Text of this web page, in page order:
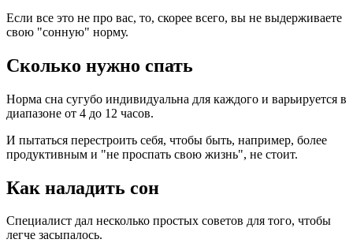
Если все это не про вас, то, скорее всего, вы не выдерживаете
свою "сонную" норму.
Сколько нужно спать
Норма сна сугубо индивидуальна для каждого и варьируется в
диапазоне от 4 до 12 часов.
И пытаться перестроить себя, чтобы быть, например, более
продуктивным и "не проспать свою жизнь", не стоит.
Как наладить сон
Специалист дал несколько простых советов для того, чтобы
легче засыпалось.